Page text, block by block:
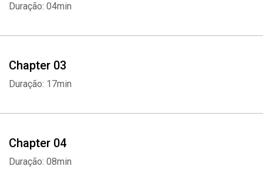
Duração: 04min
Chapter 03
Duração: 17min
Chapter 04
Duração: 08min